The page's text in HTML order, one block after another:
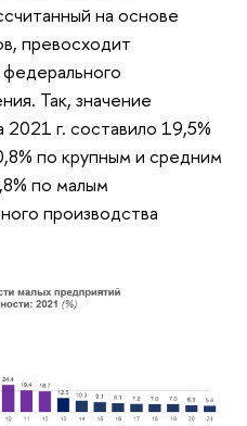
на основе
превосходит
Так, значение
2021 г. составило 19,5%
по крупным и средним
по малым
производства